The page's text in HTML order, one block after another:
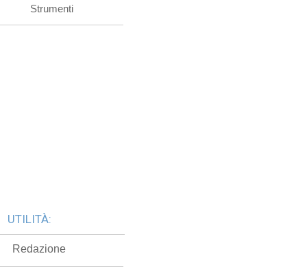
Strumenti
UTILITÀ:
Redazione